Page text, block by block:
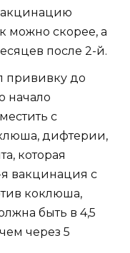
можно скорее, а
после 2-й.
прививку до
начало
с
дифтерии,
которая
я вакцинация с
коклюша,
быть в 4,5
через 5